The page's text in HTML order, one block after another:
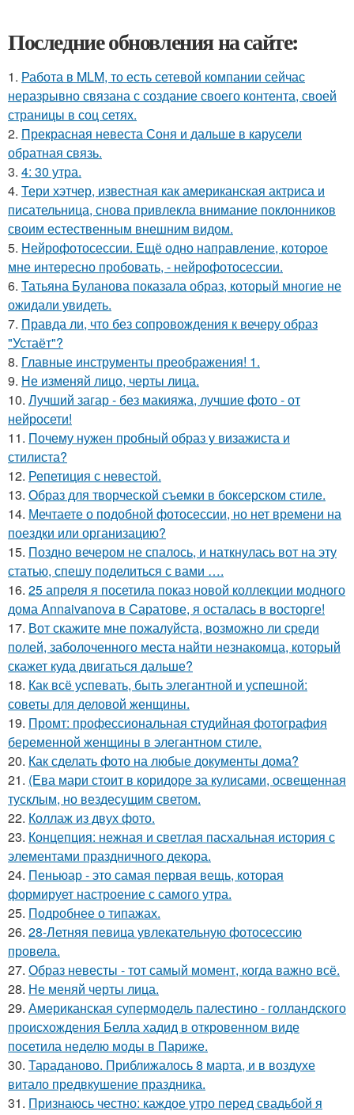
Последние обновления на сайте:
1. Работа в MLM, то есть сетевой компании сейчас
неразрывно связана с создание своего контента, своей
страницы в соц сетях.
2. Прекрасная невеста Соня и дальше в карусели
обратная связь.
3. 4: 30 утра.
4. Тери хэтчер, известная как американская актриса и
писательница, снова привлекла внимание поклонников
своим естественным внешним видом.
5. Нейрофотосессии. Ещё одно направление, которое
мне интересно пробовать, - нейрофотосессии.
6. Татьяна Буланова показала образ, который многие не
ожидали увидеть.
7. Правда ли, что без сопровождения к вечеру образ
"Устаёт"?
8. Главные инструменты преображения! 1.
9. Не изменяй лицо, черты лица.
10. Лучший загар - без макияжа, лучшие фото - от
нейросети!
11. Почему нужен пробный образ у визажиста и
стилиста?
12. Репетиция с невестой.
13. Образ для творческой съемки в боксерском стиле.
14. Мечтаете о подобной фотосессии, но нет времени на
поездки или организацию?
15. Поздно вечером не спалось, и наткнулась вот на эту
статью, спешу поделиться с вами ….
16. 25 апреля я посетила показ новой коллекции модного
дома Annaivanova в Саратове, я осталась в восторге!
17. Вот скажите мне пожалуйста, возможно ли среди
полей, заболоченного места найти незнакомца, который
скажет куда двигаться дальше?
18. Как всё успевать, быть элегантной и успешной:
советы для деловой женщины.
19. Промт: профессиональная студийная фотография
беременной женщины в элегантном стиле.
20. Как сделать фото на любые документы дома?
21. (Ева мари стоит в коридоре за кулисами, освещенная
тусклым, но вездесущим светом.
22. Коллаж из двух фото.
23. Концепция: нежная и светлая пасхальная история с
элементами праздничного декора.
24. Пеньюар - это самая первая вещь, которая
формирует настроение с самого утра.
25. Подробнее о типажах.
26. 28-Летняя певица увлекательную фотосессию
провела.
27. Образ невесты - тот самый момент, когда важно всё.
28. Не меняй черты лица.
29. Американская супермодель палестино - голландского
происхождения Белла хадид в откровенном виде
посетила неделю моды в Париже.
30. Тараданово. Приближалось 8 марта, и в воздухе
витало предвкушение праздника.
31. Признаюсь честно: каждое утро перед свадьбой я